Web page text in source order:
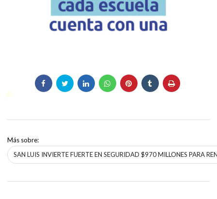
Más sobre:
SAN LUIS INVIERTE FUERTE EN SEGURIDAD $970 MILLONES PARA